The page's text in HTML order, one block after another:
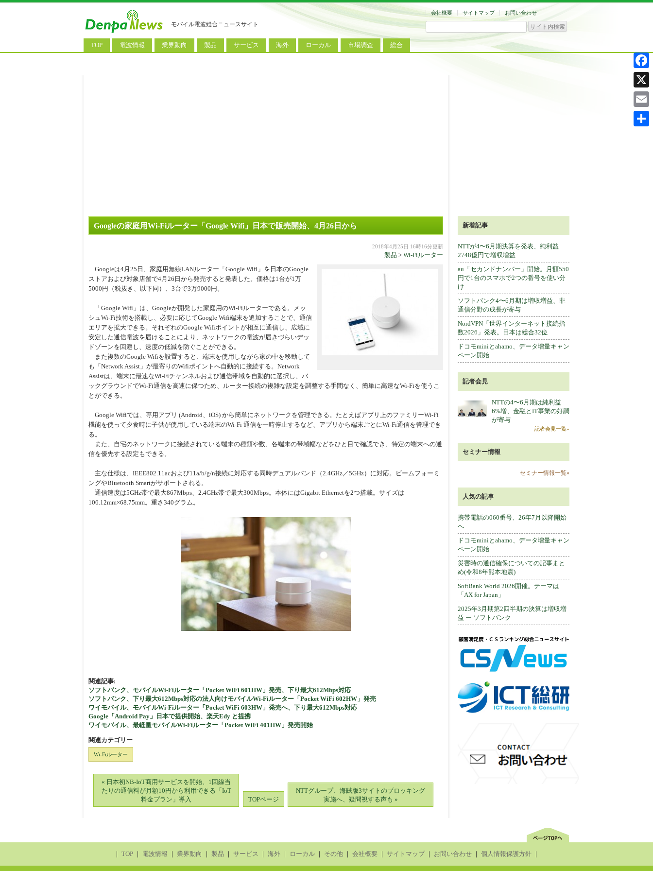
モバイル電波総合ニュースサイト
会社概要 サイトマップ お問い合わせ
TOP 電波情報 業界動向 製品
周辺機器
サービス 海外 ローカル 市場調査 総合
Googleの家庭用Wi-Fiルーター「Google Wifi」日本で販売開始、4月26日から
2018年4月25日 16時16分更新
製品 > Wi-Fiルーター
Googleは4月25日、家庭用無線LANルーター「Google Wifi」を日本のGoogle
ストアおよび対象店舗で4月26日から発売すると発表した。価格は1台が1万
5000円（税抜き、以下同）、3台で3万9000円。
「Google Wifi」は、Googleが開発した家庭用のWi-Fiルーターである。メッ
シュWi-Fi技術を搭載し、必要に応じてGoogle Wifi端末を追加することで、通信
エリアを拡大できる。それぞれのGoogle Wifiポイントが相互に通信し、広域に
安定した通信電波を届けることにより、ネットワークの電波が届きづらいデッ
ドゾーンを回避し、速度の低減を防ぐことができる。
また複数のGoogle Wifiを設置すると、端末を使用しながら家の中を移動して
も「Network Assist」が最寄りのWifiポイントへ自動的に接続する。Network
Assistは、端末に最速なWi-Fiチャンネルおよび通信帯域を自動的に選択し、バ
ックグラウンドでWi-Fi通信を高速に保つため、ルーター接続の複雑な設定を調整する手間なく、簡単に高速なWi-Fiを使うこ
とができる。
Google Wifiでは、専用アプリ (Android、iOS) から簡単にネットワークを管理できる。たとえばアプリ上のファミリーWi-Fi
機能を使って夕食時に子供が使用している端末のWi-Fi 通信を一時停止するなど、アプリから端末ごとにWi-Fi通信を管理でき
る。
また、自宅のネットワークに接続されている端末の種類や数、各端末の帯域幅などをひと目で確認でき、特定の端末への通
信を優先する設定もできる。
主な仕様は、IEEE802.11acおよび11a/b/g/n接続に対応する同時デュアルバンド（2.4GHz／5GHz）に対応。ビームフォーミ
ングやBluetooth Smartがサポートされる。
通信速度は5GHz帯で最大867Mbps、2.4GHz帯で最大300Mbps。本体にはGigabit Ethernetを2つ搭載。サイズは
106.12mm×68.75mm。重さ340グラム。
関連記事:
ソフトバンク、モバイルWi-Fiルーター「Pocket WiFi 601HW」発売、下り最大612Mbps対応
ソフトバンク、下り最大612Mbps対応の法人向けモバイルWi-Fiルーター「Pocket WiFi 602HW」発売
ワイモバイル、モバイルWi-Fiルーター「Pocket WiFi 603HW」発売へ、下り最大612Mbps対応
Google「Android Pay」日本で提供開始、楽天Edy と提携
ワイモバイル、最軽量モバイルWi-Fiルーター「Pocket WiFi 401HW」発売開始
関連カテゴリー
Wi-Fiルーター
« 日本初NB-IoT商用サービスを開始、1回線当
たりの通信料が月額10円から利用できる「IoT
料金プラン」導入
TOPページ
NTTグループ、海賊版3サイトのブロッキング
実施へ、疑問視する声も »
新着記事
NTTが4〜6月期決算を発表、純利益
2748億円で増収増益
au「セカンドナンバー」開始。月額550
円で1台のスマホで2つの番号を使い分
け
ソフトバンク4〜6月期は増収増益、非
通信分野の成長が寄与
NordVPN「世界インターネット接続指
数2026」発表。日本は総合32位
ドコモminiとahamo、データ増量キャン
ペーン開始
記者会見
NTTの4〜6月期は純利益
6%増、金融とIT事業の好調
が寄与
記者会見一覧»
セミナー情報
セミナー情報一覧»
人気の記事
携帯電話の060番号、26年7月以降開始
へ
ドコモminiとahamo、データ増量キャン
ペーン開始
災害時の通信確保についての記事まと
め(令和8年熊本地震)
SoftBank World 2026開催。テーマは
「AX for Japan」
2025年3月期第2四半期の決算は増収増
益 ー ソフトバンク
｜ TOP ｜ 電波情報 ｜ 業界動向 ｜ 製品 ｜ サービス ｜ 海外 ｜ ローカル ｜ その他 ｜ 会社概要 ｜ サイトマップ｜ お問い合わせ ｜ 個人情報保護方針 ｜
X
Email